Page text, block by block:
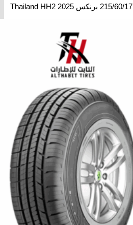
215/60/17 برنكس Thailand HH2 2025